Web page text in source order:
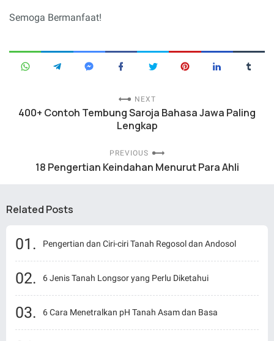
Semoga Bermanfaat!
NEXT
400+ Contoh Tembung Saroja Bahasa Jawa Paling
Lengkap
PREVIOUS
18 Pengertian Keindahan Menurut Para Ahli
Related Posts
Pengertian dan Ciri-ciri Tanah Regosol dan Andosol
6 Jenis Tanah Longsor yang Perlu Diketahui
6 Cara Menetralkan pH Tanah Asam dan Basa